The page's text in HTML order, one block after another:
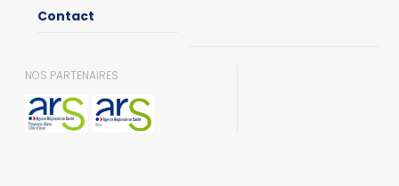
Contact
NOS PARTENAIRES